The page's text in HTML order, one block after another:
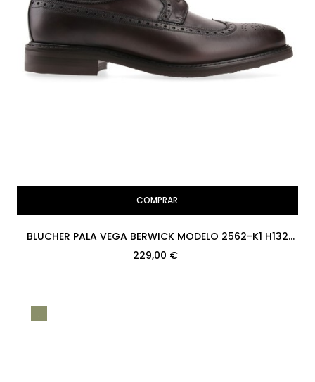
COMPRAR
BLUCHER PALA VEGA BERWICK MODELO 2562-K1 H132
CROMEX NIGER PISO...
229,00 €
.